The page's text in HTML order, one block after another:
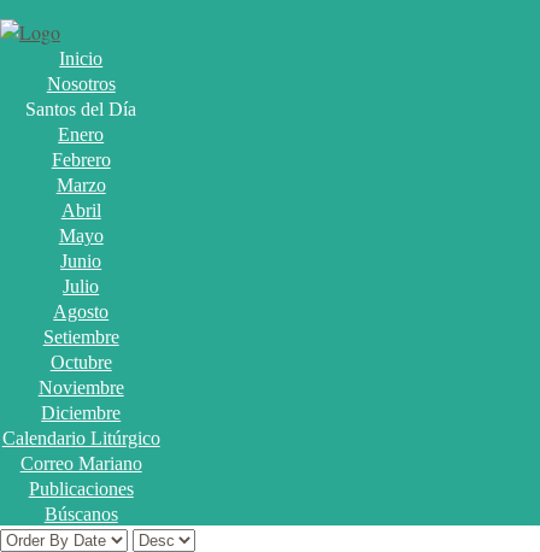
Inicio
Nosotros
Santos del Día
Enero
Febrero
Marzo
Abril
Mayo
Junio
Julio
Agosto
Setiembre
Octubre
Noviembre
Diciembre
Calendario Litúrgico
Correo Mariano
Publicaciones
Búscanos